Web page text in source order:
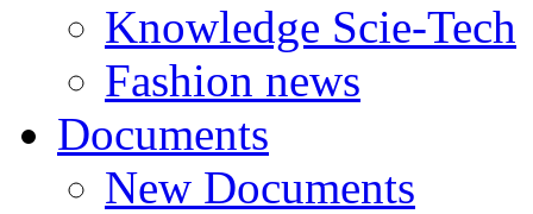
Knowledge Scie-Tech
Fashion news
Documents
New Documents